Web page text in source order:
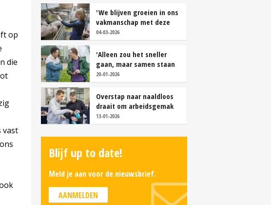
op
die
vast
'We blijven groeien in ons
vakmanschap met deze
teamaanpak'
04-03-2026
'Alleen zou het sneller
gaan, maar samen staan
we stukken sterker'
20-01-2026
Overstap naar naaldloos
draait om arbeidsgemak
en diervriendelijkheid
13-01-2026
Blijf up to date!
Meld je aan voor de nieuwsbrief.
AANMELDEN